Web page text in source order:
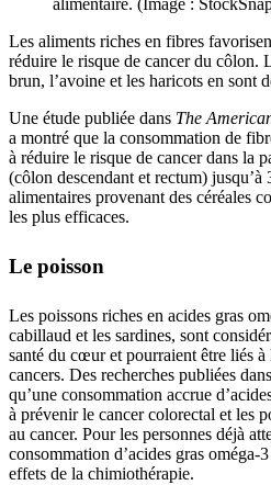
Les aliments riches en fibres
réduire le risque de cancer du côlon.
brun, l’avoine et les haricots en sont
Une étude publiée dans The
a montré que la consommation de
à réduire le risque de cancer dans la
(côlon descendant et rectum)
alimentaires provenant des céréales
les plus efficaces.
Le poisson
Les poissons riches en acides gras
cabillaud et les sardines, sont
santé du cœur et pourraient être liés
cancers. Des recherches publiées dans
qu’une consommation accrue
à prévenir le cancer colorectal et les
au cancer. Pour les personnes déjà
consommation d’acides gras oméga-
effets de la chimiothérapie.